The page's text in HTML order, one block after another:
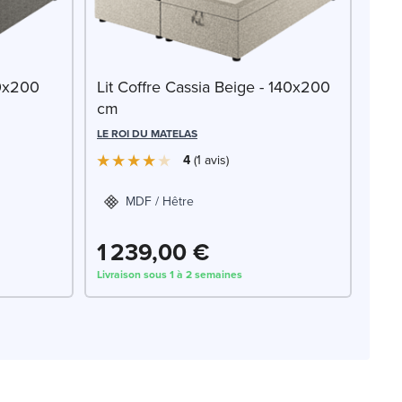
Lit Coffre Cassia Beige - 140x200
cm
LE ROI DU MATELAS
4 1 avis
MDF / Hêtre
1 239,00 €
Livraison sous 1 à 2 semaines